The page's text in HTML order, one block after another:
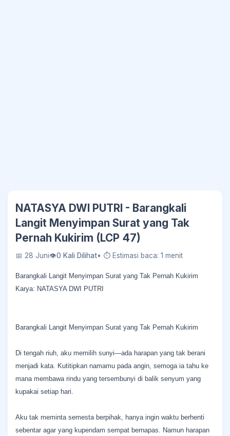
NATASYA DWI PUTRI - Barangkali
Langit Menyimpan Surat yang Tak
Pernah Kukirim (LCP 47)
📅 28 Juni👁0 Kali Dilihat• ⏱ Estimasi baca: 1 menit
Barangkali Langit Menyimpan Surat yang Tak Pernah Kukirim
Karya: NATASYA DWI PUTRI
Barangkali Langit Menyimpan Surat yang Tak Pernah Kukirim
Di tengah riuh, aku memilih sunyi—ada harapan yang tak berani
menjadi kata. Kutitipkan namamu pada angin, semoga ia tahu ke
mana membawa rindu yang tersembunyi di balik senyum yang
kupakai setiap hari.
Aku tak meminta semesta berpihak, hanya ingin waktu berhenti
sebentar agar yang kupendam sempat bernapas. Namun harapan